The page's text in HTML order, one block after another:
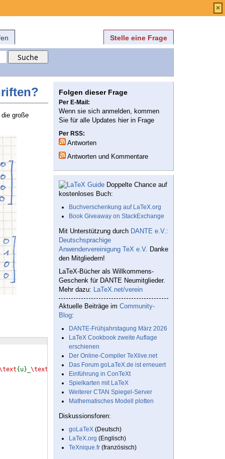
Stelle eine Frage
große
{u}_ \text \text
Folgen dieser Frage
Per E-Mail:
Wenn sie sich anmelden, kommen
Sie für alle Updates hier in Frage
Per RSS:
Antworten
Antworten und Kommentare
Doppelte Chance auf
kostenloses Buch:
Buchverschenkung auf LaTeX.org
Book Giveaway on StackExchange
Mit Unterstützung durch DANTE e.V.:
Deutschsprachige
Anwendervereinigung TeX e.V. Danke
den Mitgliedern!
LaTeX-Bücher als Willkommens-
Geschenk für DANTE Neumitglieder.
Mehr dazu: LaTeX.net/verein
Aktuelle Beiträge im Community-
Blog:
DANTE-Frühjahrstagung März 2026
LaTeX Cookbook zweite Auflage
erschienen
Der Online-Compiler TeXlive.net
Das Forum goLaTeX.de ist erneuert
Einführung in ConTeXt
Spielkarten mit LaTeX
Weiterer CTAN Spiegel-Server
Mathematisches Modell plotten
Diskussionsforen:
goLaTeX (Deutsch)
LaTeX.org (Englisch)
TeXnique.fr (französisch)
×